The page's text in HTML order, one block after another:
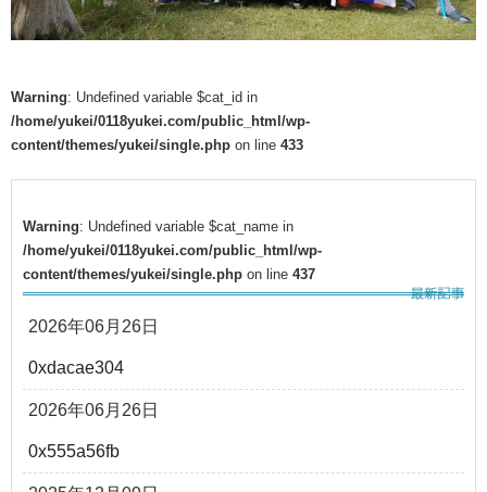
Warning: Undefined variable $cat_id in
/home/yukei/0118yukei.com/public_html/wp-
content/themes/yukei/single.php on line 433
Warning: Undefined variable $cat_name in
/home/yukei/0118yukei.com/public_html/wp-
content/themes/yukei/single.php on line 437
2026年06月26日
0xdacae304
2026年06月26日
0x555a56fb